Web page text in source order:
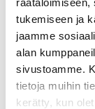
tukemiseen ja
jaamme
alan
sivustoamme.
tietoja muihin
kerätty, kun